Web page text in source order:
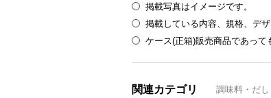
掲載写真はイメージです。
掲載している内容、規格、デ
ケース(正箱)販売商品であって
関連カテゴリ 調味料・だ